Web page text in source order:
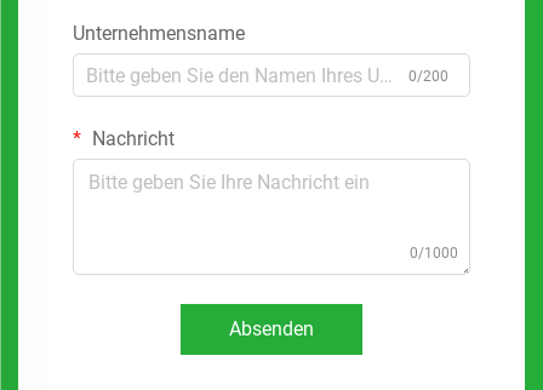
Unternehmensname
0/200
Nachricht
0/1000
Absenden